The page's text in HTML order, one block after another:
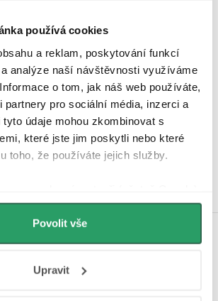
používá cookies
a reklam, poskytování funkcí
analýze naší návštěvnosti využíváme
o tom, jak náš web používáte,
pro sociální média, inzerci a
údaje mohou zkombinovat s
které jste jim poskytli nebo které
toho, že používáte jejich služby.
cookies pro analytiku a
reklamu. Jak Google zpracovává
na stránkách
Povolit vše
Upravit
zákazníků
inspirace na
Instagramu